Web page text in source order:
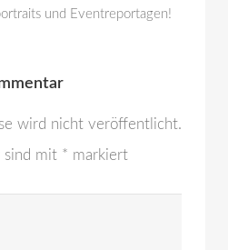
und Eventreportagen!
wird nicht veröffentlicht.
sind mit * markiert